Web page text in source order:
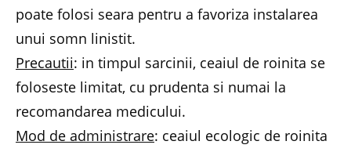
poate folosi seara pentru a favoriza instalarea
unui somn linistit.
Precautii: in timpul sarcinii, ceaiul de roinita se
foloseste limitat, cu prudenta si numai la
recomandarea medicului.
Mod de administrare: ceaiul ecologic de roinita